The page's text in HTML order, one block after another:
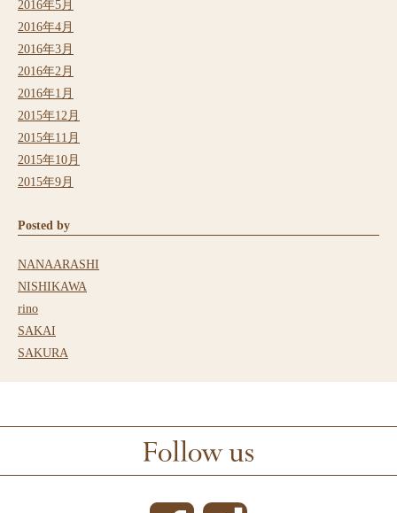
2016年5月
2016年4月
2016年3月
2016年2月
2016年1月
2015年12月
2015年11月
2015年10月
2015年9月
Posted by
NANAARASHI
NISHIKAWA
rino
SAKAI
SAKURA